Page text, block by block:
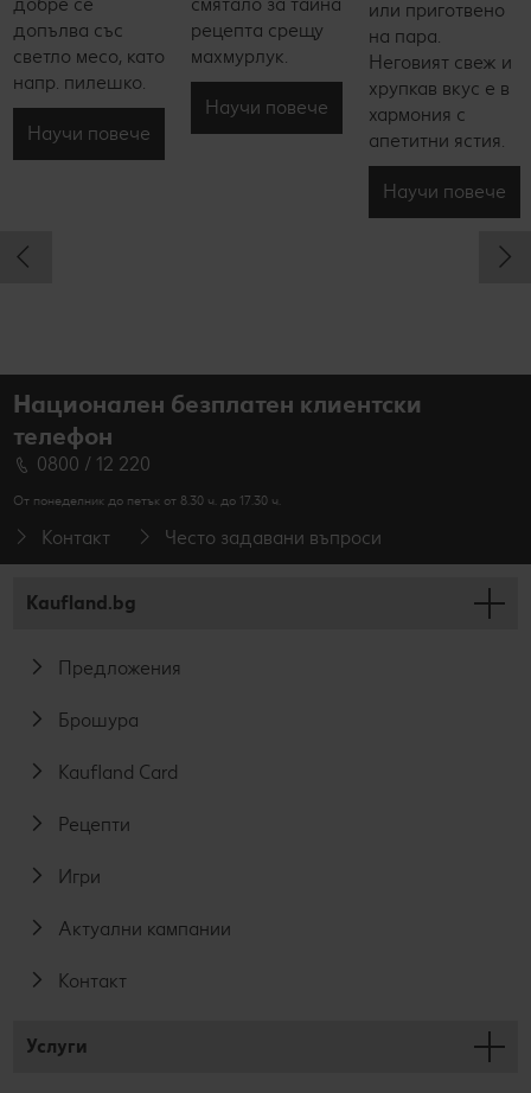
допълва със
светло месо, като
напр. пилешко.
Научи повече
рецепта срещу
махмурлук.
Научи повече
или приготвено
на пара.
Неговият свеж и
хрупкав вкус е в
хармония с
апетитни ястия.
Научи повече
Национален безплатен клиентски
телефон
0800 / 12 220
От понеделник до петък от 8.30 ч. до 17.30 ч.
Контакт Често задавани въпроси
Kaufland.bg
Предложения
Брошура
Kaufland Card
Рецепти
Игри
Актуални кампании
Контакт
Услуги